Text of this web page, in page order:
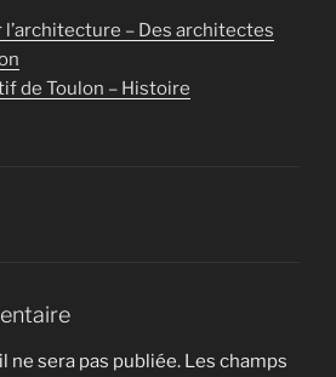
– Des architectes
de Toulon – Histoire
ne sera pas publiée. Les champs